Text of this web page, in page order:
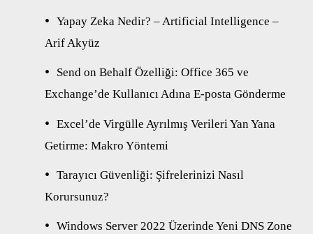
Yapay Zeka Nedir? – Artificial Intelligence –
Arif Akyüz
Send on Behalf Özelliği: Office 365 ve
Exchange’de Kullanıcı Adına E-posta Gönderme
Excel’de Virgülle Ayrılmış Verileri Yan Yana
Getirme: Makro Yöntemi
Tarayıcı Güvenliği: Şifrelerinizi Nasıl
Korursunuz?
Windows Server 2022 Üzerinde Yeni DNS Zone